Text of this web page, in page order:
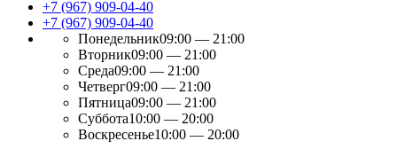
+7 (967) 909-04-40
+7 (967) 909-04-40
Понедельник09:00 — 21:00
Вторник09:00 — 21:00
Среда09:00 — 21:00
Четверг09:00 — 21:00
Пятница09:00 — 21:00
Суббота10:00 — 20:00
Воскресенье10:00 — 20:00